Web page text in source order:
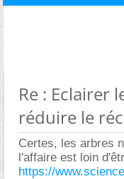
Re : Eclairer
réduire le
Certes, les arbres
l'affaire est loin
https://